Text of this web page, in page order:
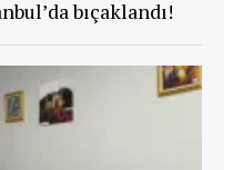
bıçaklandı!